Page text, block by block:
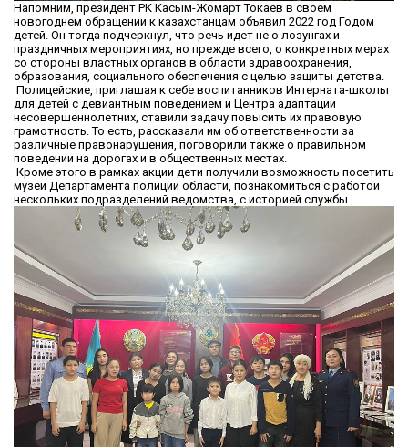
Напомним, президент РК Касым-Жомарт Токаев в своем
новогоднем обращении к казахстанцам объявил 2022 год Годом
детей. Он тогда подчеркнул, что речь идет не о лозунгах и
праздничных мероприятиях, но прежде всего, о конкретных мерах
со стороны властных органов в области здравоохранения,
образования, социального обеспечения с целью защиты детства.
Полицейские, приглашая к себе воспитанников Интерната-школы
для детей с девиантным поведением и Центра адаптации
несовершеннолетних, ставили задачу повысить их правовую
грамотность. То есть, рассказали им об ответственности за
различные правонарушения, поговорили также о правильном
поведении на дорогах и в общественных местах.
Кроме этого в рамках акции дети получили возможность посетить
музей Департамента полиции области, познакомиться с работой
нескольких подразделений ведомства, с историей службы.